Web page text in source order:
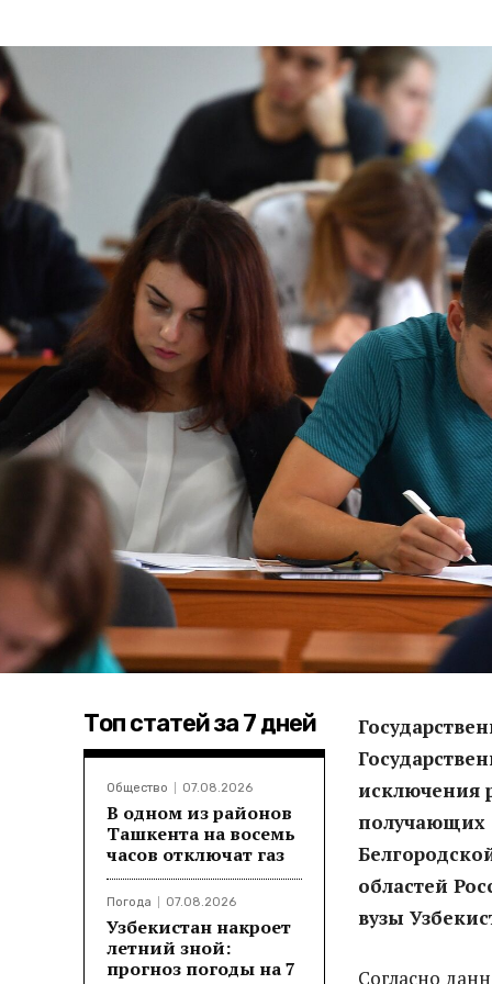
Топ статей за 7 дней
Общество 07.08.2026
В одном из районов
Ташкента на восемь
часов отключат газ
Погода 07.08.2026
Узбекистан накроет
летний зной:
прогноз погоды на 7
исключения
получающих
областей
вузы
Согласно